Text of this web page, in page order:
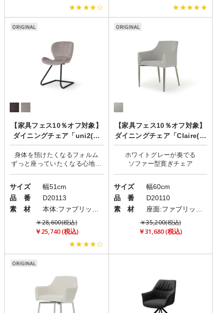
★★★★☆ ★★★★★
【家具フェス10％オフ対象】
ダイニングチェア「uni2(ユ
ニ2)」
身体を預けたくなるフォルム
ずっと座っていたくなる心地よ
さ
サイズ
幅51cm
品 番
D20113
素 材
￥28,600(税込)
￥25,740 (税込)
★★★★☆
【家具フェス10％オフ対象】
ダイニングチェア「Claire(ク
レール)」
ホワイトグレーが奏でる
サイズ
幅60cm
品 番
D20110
素 材
￥35,200(税込)
￥31,680 (税込)